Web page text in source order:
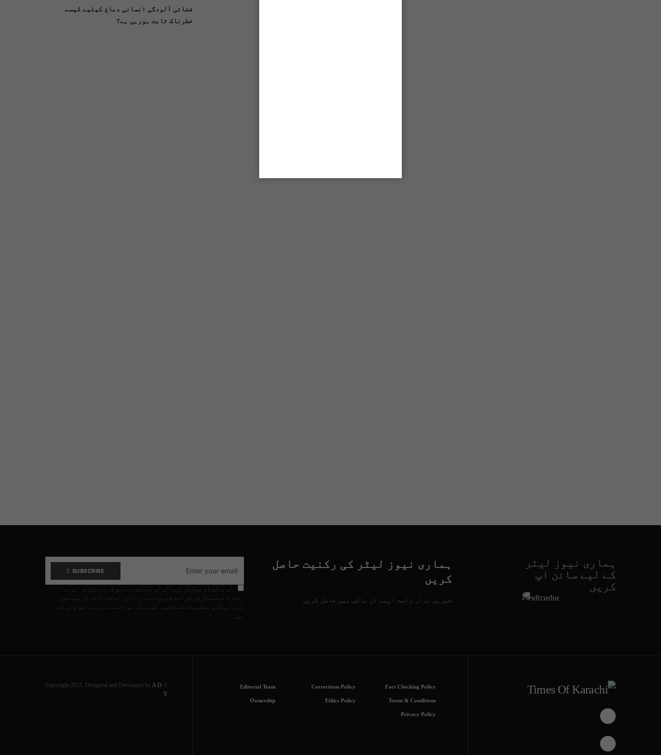
فضائی آلودگی انسانی دماغ کیلیے کیسے
خطرناک ثابت ہورہی ہے؟
ہماری نیوز لیٹر
کے لیے سائن اپ
کریں
ہماری نیوز لیٹر کی رکنیت حاصل
کریں
خبریں براہِ راست اپنے ان باکس میں حاصل کریں
SUBSCRIBE
اس باکس کو چیک کر کے، آپ اس بات کی تصدیق کرتے ہیں کہ آپ نے
ہمارے استعمال کی شرائط کو پڑھ لیا ہے اور اس فارم کے ذریعے جمع
کروائی گئی معلومات کے ذخیرہ کرنے کے حوالے سے ان سے اتفاق کرتے
ہیں۔
Fact Checking Policy
Corrections Policy
Editorial Team
Terms & Conditions
Ethics Policy
Ownership
Privacy Policy
© Copyright 2025. Designed and Developed by
A D
Y